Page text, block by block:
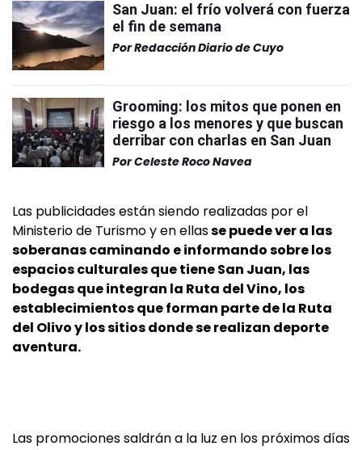
San Juan: el frío volverá con fuerza
el fin de semana
PorRedacción Diario de Cuyo
Grooming: los mitos que ponen en
riesgo a los menores y que buscan
derribar con charlas en San Juan
PorCeleste Roco Navea
Las publicidades están siendo realizadas por el
Ministerio de Turismo y en ellasse puede ver a las
soberanas caminando e informando sobre los
espacios culturales que tiene San Juan, las
bodegas que integran la Ruta del Vino, los
establecimientos que forman parte de la Ruta
del Olivo y los sitios donde se realizan deporte
aventura.
Las promociones saldrán a la luz en los próximos días